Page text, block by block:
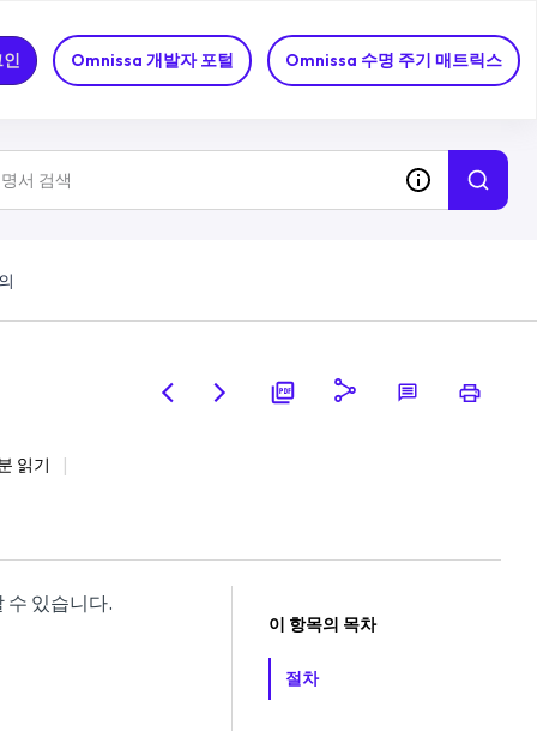
Omnissa 개발자 포털 Omnissa 수명 주기 매트릭스
읽기
수 있습니다.
이 항목의 목차
절차